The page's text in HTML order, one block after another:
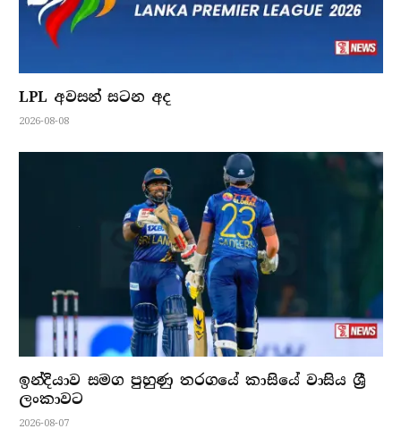
LPL අවසන් සටන අද
2026-08-08
ඉන්දියාව සමග පුහුණු තරගයේ කාසියේ වාසිය ශ්‍රී
ලංකාවට
2026-08-07